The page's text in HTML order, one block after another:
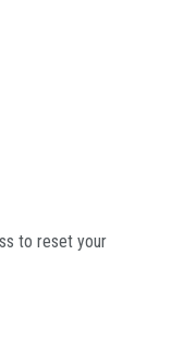
to reset your